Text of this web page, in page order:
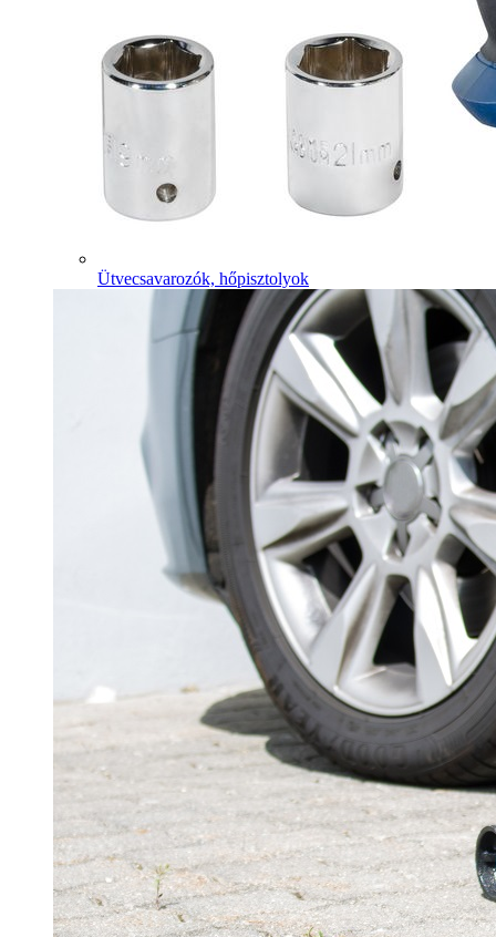
Ütvecsavarozók, hőpisztolyok